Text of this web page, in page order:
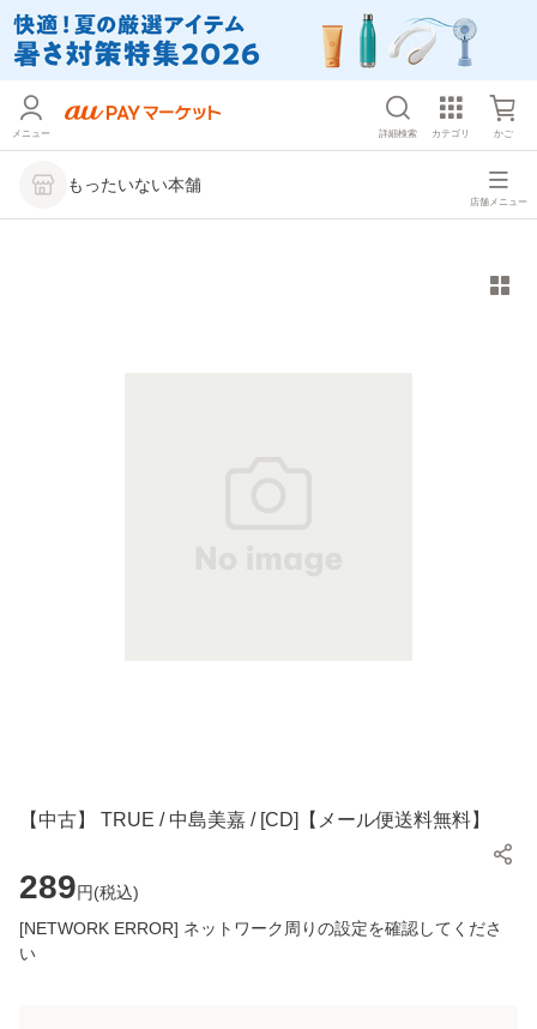
メニュー 詳細検索 カテゴリ かご
もったいない本舗
店舗メニュー
【中古】 TRUE / 中島美嘉 / [CD]【メール便送料無料】
289円(税込)
[NETWORK ERROR] ネットワーク周りの設定を確認してくださ
い